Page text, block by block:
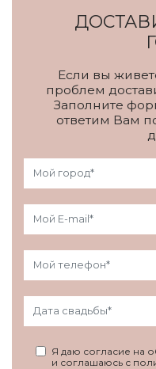
Если вы
проблем
Заполните
ответим Вам
Я даю согласие на
и соглашаюсь с